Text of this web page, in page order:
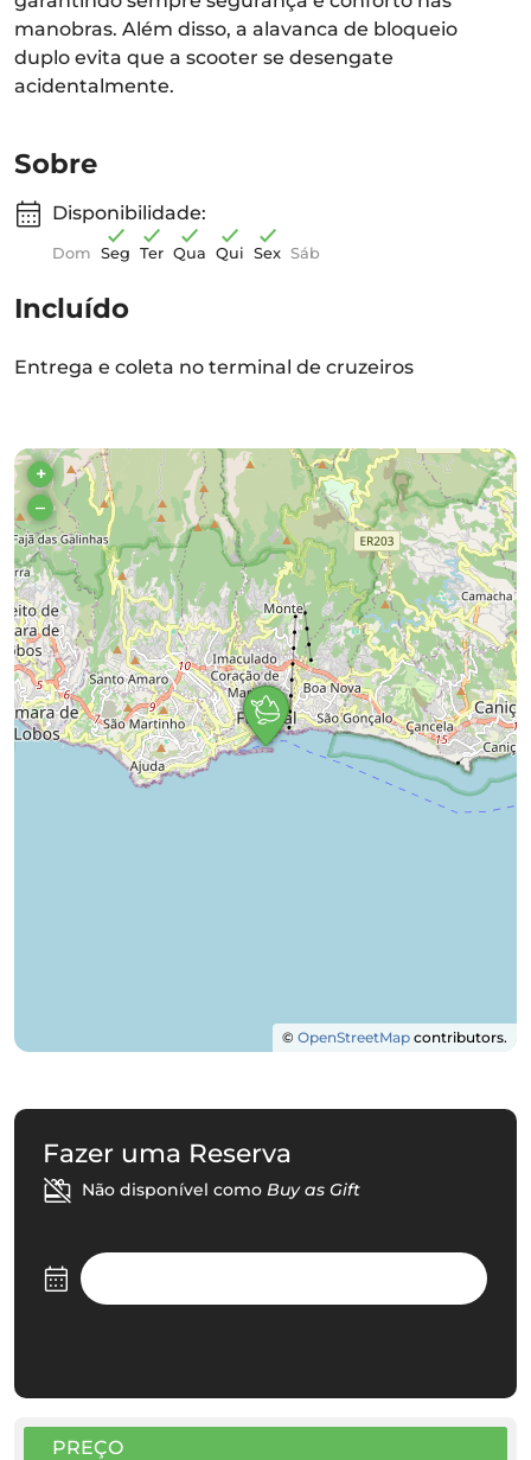
manobras. Além disso, a alavanca de bloqueio
duplo evita que a scooter se desengate
acidentalmente.
Sobre
Disponibilidade:
Dom Seg Ter Qua Qui Sex Sáb
Incluído
Entrega e coleta no terminal de cruzeiros
+
–
© OpenStreetMap contributors.
Fazer uma Reserva
Não disponível como Buy as Gift
PREÇO